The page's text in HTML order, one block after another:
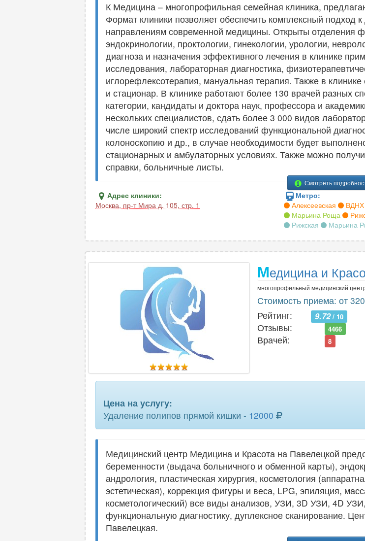
К Медицина – многопрофильная семейная клиника,
Формат клиники позволяет обеспечить комплексный подход
направлениям современной медицины. Открыты отделения
эндокринологии, проктологии, гинекологии, урологии,
диагноза и назначения эффективного лечения в клинике
исследования, лабораторная диагностика,
иглорефлексотерапия, мануальная терапия. Также в
и стационар. В клинике работают более 130 врачей разных
категории, кандидаты и доктора наук, профессора и
нескольких специалистов, сдать более 3 000 видов
числе широкий спектр исследований функциональной
колоноскопию и др., в случае необходимости будет
стационарных и амбулаторных условиях. Также можно
справки, больничные листы.
Смотреть
Адрес клиники:
Москва, пр-т Мира д. 105, стр. 1
Метро:
Алексеевская
ВДНХ
Марьина Роща
Рижская
Марьина
Медицина и
многопрофильный медицинский
Стоимость приема: от
Рейтинг:
9.72/ 10
Отзывы: 4466
Врачей: 8
Цена на услугу:
Удаление полипов прямой кишки - 12000
Медицинский центр Медицина и Красота на Павелецкой
беременности (выдача больничного и обменной карты),
андрология, пластическая хирургия, косметология
эстетическая), коррекция фигуры и веса, LPG, эпиляция,
косметологический) все виды анализов, УЗИ, 3D УЗИ, 4D
функциональную диагностику, дуплексное сканирование.
Павелецкая.